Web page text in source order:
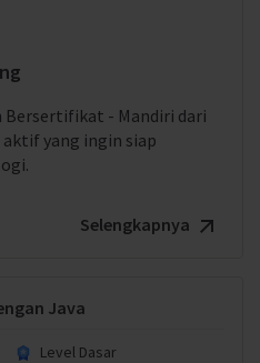
Bersertifikat - Mandiri dari
yang ingin siap
Selengkapnya
Java
Level Dasar